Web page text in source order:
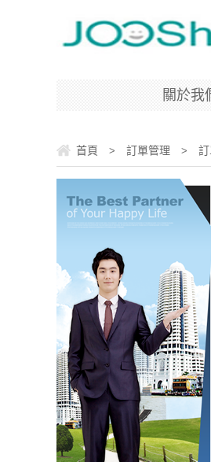
關於我
首頁 > 訂單管理 >